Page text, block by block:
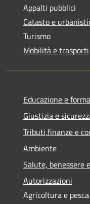
Appalti pubblici
Catasto e
Turismo
Mobilità e trasporti
Educazione e
Giustizia e
Tributi,finanze e
Ambiente
Salute, benessere
Autorizzazioni
Agricoltura e pesca